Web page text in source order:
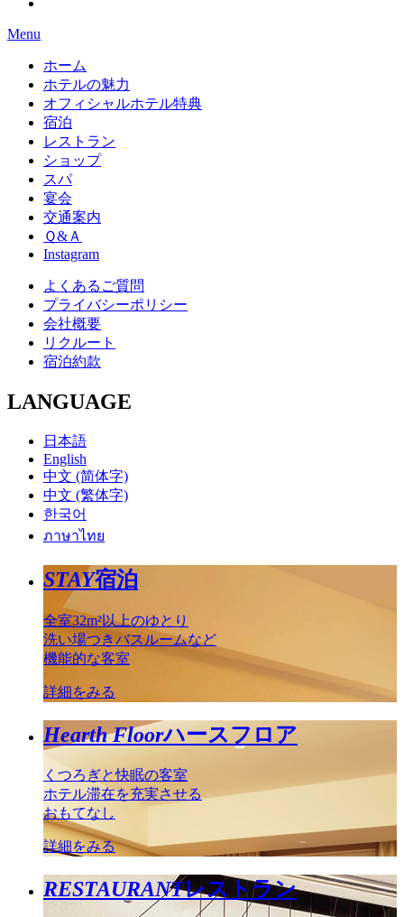
Menu
ホーム
ホテルの魅力
オフィシャルホテル特典
宿泊
レストラン
ショップ
スパ
宴会
交通案内
Ｑ&Ａ
Instagram
よくあるご質問
プライバシーポリシー
会社概要
リクルート
宿泊約款
LANGUAGE
日本語
English
中文 (简体字)
中文 (繁体字)
한국어
ภาษาไทย
STAY宿泊
全室32m²以上のゆとり
洗い場つきバスルームなど
機能的な客室
詳細をみる
Hearth Floorハースフロア
くつろぎと快眠の客室
ホテル滞在を充実させる
おもてなし
詳細をみる
RESTAURANTレストラン